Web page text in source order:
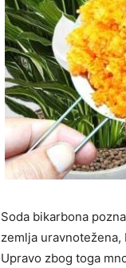
Soda bikarbona
zemlja
Upravo zbog toga